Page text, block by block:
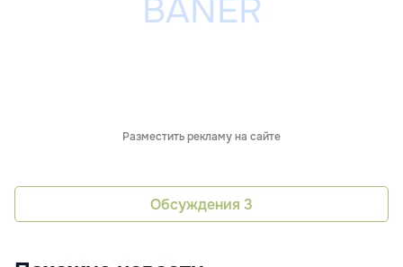
Разместить рекламу на сайте
Обсуждения 3